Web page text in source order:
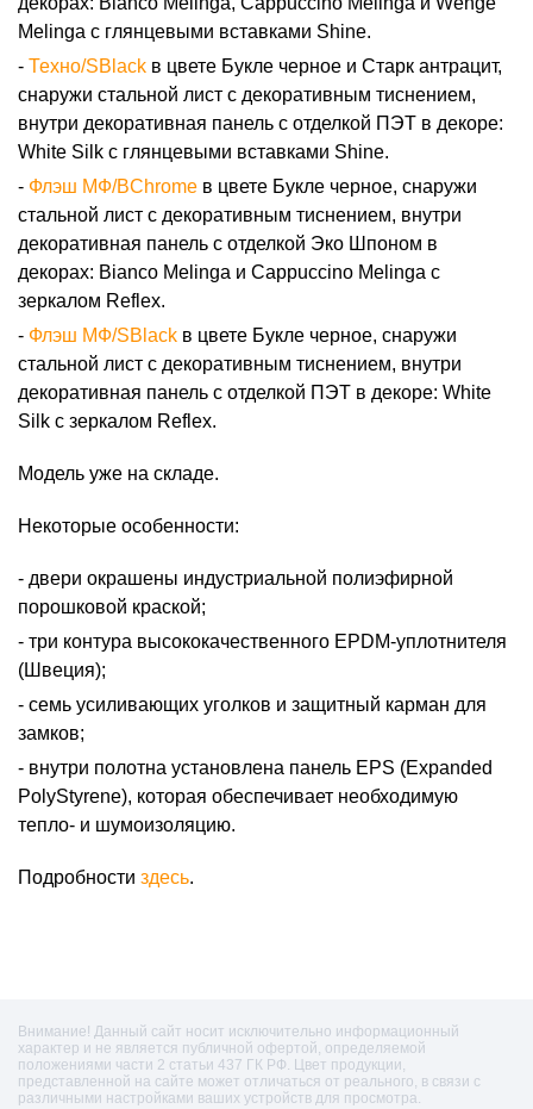
Melinga с глянцевыми вставками Shine.
Техно/SBlack в цвете Букле черное и Старк антрацит,
снаружи стальной лист с декоративным тиснением,
внутри декоративная панель с отделкой ПЭТ в декоре:
White Silk с глянцевыми вставками Shine.
Флэш МФ/BChrome в цвете Букле черное, снаружи
стальной лист с декоративным тиснением, внутри
декоративная панель с отделкой Эко Шпоном в
декорах: Bianco Melinga и Cappuccino Melinga с
зеркалом Reflex.
Флэш МФ/SBlack в цвете Букле черное, снаружи
стальной лист с декоративным тиснением, внутри
декоративная панель с отделкой ПЭТ в декоре: White
Silk с зеркалом Reflex.
Модель уже на складе.
Некоторые особенности:
двери окрашены индустриальной полиэфирной
порошковой краской;
три контура высококачественного EPDM-уплотнителя
(Швеция);
семь усиливающих уголков и защитный карман для
замков;
внутри полотна установлена панель EPS (Expanded
PolyStyrene), которая обеспечивает необходимую
тепло- и шумоизоляцию.
Подробности здесь.
Внимание! Данный сайт носит исключительно информационный
характер и не является публичной офертой, определяемой
положениями части 2 статьи 437 ГК РФ. Цвет продукции,
представленной на сайте может отличаться от реального, в связи с
различными настройками ваших устройств для просмотра.